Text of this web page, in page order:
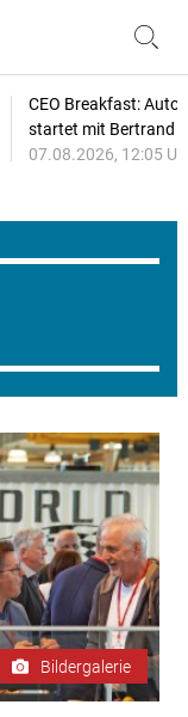
CEO Breakfast:
startet mit Bertrand
07.08.2026, 12:05
Bildergalerie